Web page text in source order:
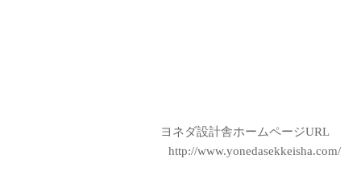
ヨネダ設計舎ホームページURL
http://www.yonedasekkeisha.com/